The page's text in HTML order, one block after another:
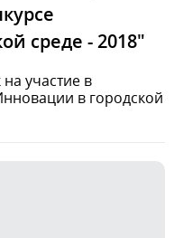
среде - 2018"
участие в
в городской